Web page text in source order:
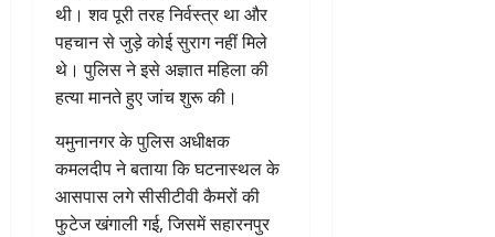
थी। शव पूरी तरह निर्वस्त्र था और
पहचान से जुड़े कोई सुराग नहीं मिले
थे। पुलिस ने इसे अज्ञात महिला की
हत्या मानते हुए जांच शुरू की।
यमुनानगर के पुलिस अधीक्षक
कमलदीप ने बताया कि घटनास्थल के
आसपास लगे सीसीटीवी कैमरों की
फुटेज खंगाली गई, जिसमें सहारनपुर